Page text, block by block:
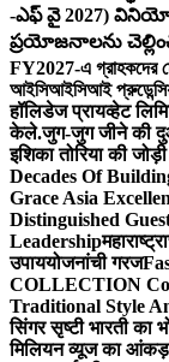
-ఎఫ్ వై 2027)
ప్రయోజనాలను
FY2027-এ গ্রাহকদের
আইসিআইসিআই
हॉलिडेज प्रायव्हेट
केले.जुग-जुग जीने की
इशिका तोरिया की
Decades Of
Grace Asia
Distinguished
Leadership
उपाययोजनांची गरज
COLLECTION
Traditional Style
सिंगर सृष्टी भारती का
मिलियन व्यूज का